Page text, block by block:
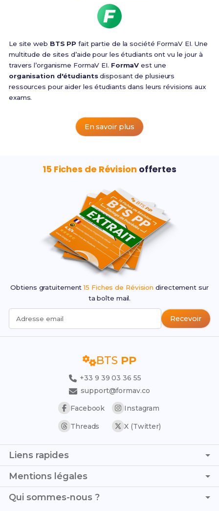
Le site web BTS PP fait partie de la société FormaV EI. Une
multitude de sites d’aide pour les étudiants ont vu le jour à
travers l’organisme FormaV EI. FormaV est une
organisation d'étudiantsdisposant de plusieurs
ressources pour aider les étudiants dans leurs révisions aux
exams.
En savoir plus
15 Fiches de Révision offertes
Obtiens gratuitement15 Fiches de Révision directement sur
ta boîte mail.
Adresse email Recevoir
BTS PP
+33 9 39 03 36 55
support@formav.co
Facebook
Instagram
Threads X (Twitter)
Liens rapides
Page d'accueil
Simulateur de notes
Trouver son stage
Mentions légales
C.G.V. - C.G.U.
Qui sommes-nous ?